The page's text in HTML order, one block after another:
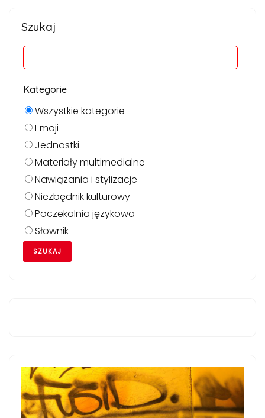
Szukaj
Kategorie
Wszystkie kategorie
Emoji
Jednostki
Materiały multimedialne
Nawiązania i stylizacje
Niezbędnik kulturowy
Poczekalnia językowa
Słownik